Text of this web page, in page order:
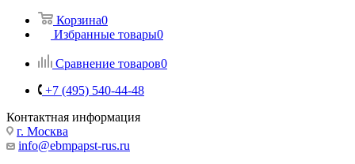
Корзина0
Избранные товары0
Сравнение товаров0
+7 (495) 540-44-48
Контактная информация
г. Москва
info@ebmpapst-rus.ru